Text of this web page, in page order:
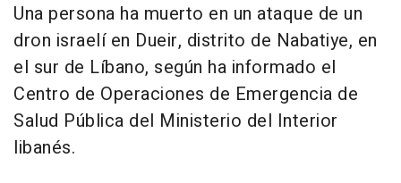
Una persona ha muerto en un ataque de un
dron israelí en Dueir, distrito de Nabatiye, en
el sur de Líbano, según ha informado el
Centro de Operaciones de Emergencia de
Salud Pública del Ministerio del Interior
libanés.